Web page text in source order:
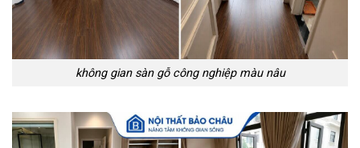
không gian sàn gỗ công nghiệp màu nâu